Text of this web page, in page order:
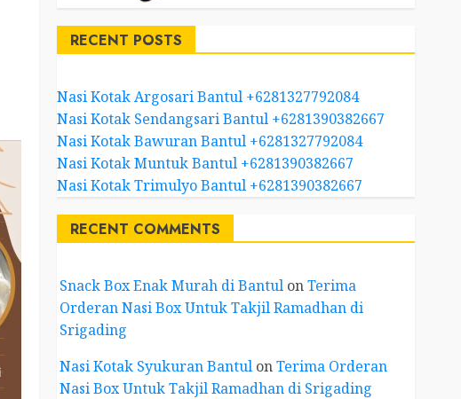
RECENT POSTS
Nasi Kotak Argosari Bantul +6281327792084
Nasi Kotak Sendangsari Bantul +6281390382667
Nasi Kotak Bawuran Bantul +6281327792084
Nasi Kotak Muntuk Bantul +6281390382667
Nasi Kotak Trimulyo Bantul +6281390382667
RECENT COMMENTS
Snack Box Enak Murah di BantulonTerima
Orderan Nasi Box Untuk Takjil Ramadhan di
Srigading
Nasi Kotak Syukuran BantulonTerima Orderan
Nasi Box Untuk Takjil Ramadhan di Srigading